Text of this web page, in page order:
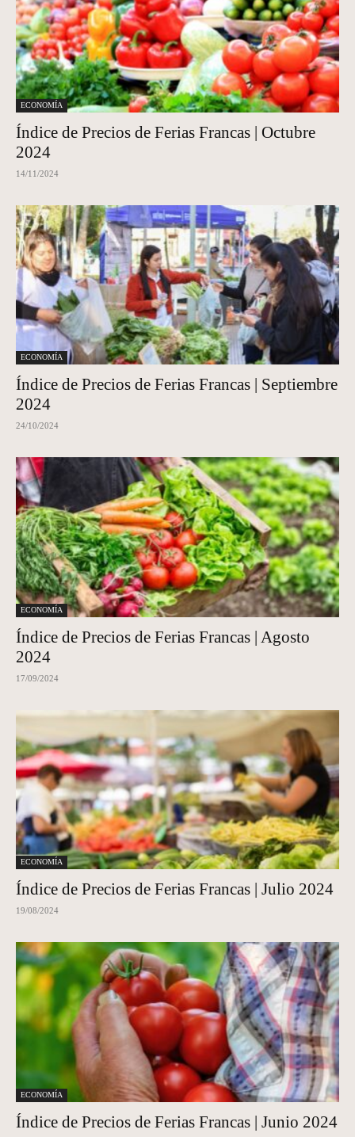
ECONOMÍA
Índice de Precios de Ferias Francas | Octubre
2024
14/11/2024
ECONOMÍA
Índice de Precios de Ferias Francas | Septiembre
2024
24/10/2024
ECONOMÍA
Índice de Precios de Ferias Francas | Agosto
2024
17/09/2024
ECONOMÍA
Índice de Precios de Ferias Francas | Julio 2024
19/08/2024
ECONOMÍA
Índice de Precios de Ferias Francas | Junio 2024